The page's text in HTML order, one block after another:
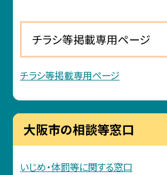
チラシ等掲載専用ページ
チラシ等掲載専用ページ
大阪市の相談等窓口
いじめ・体罰等に関する窓口